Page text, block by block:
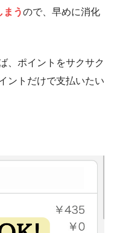
まうので、早めに消化
、ポイントをサクサク
ントだけで支払いたい